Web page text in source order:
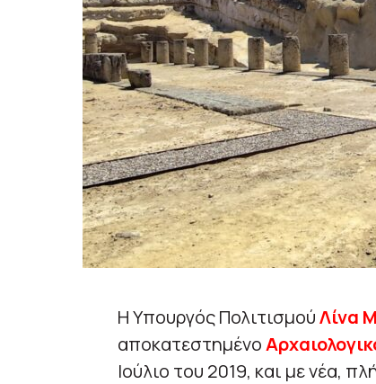
Η Υπουργός ΠολιτισμούΛίνα
αποκατεστημένο
Ιούλιο του 2019, και με νέα,